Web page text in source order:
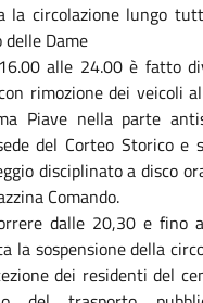
la circolazione lungo
delle Dame
alle 24.00 è fatto
rimozione dei veicoli
Piave nella parte
del Corteo Storico e
disciplinato a disco
Comando.
dalle 20,30 e fino
la sospensione della
dei residenti del